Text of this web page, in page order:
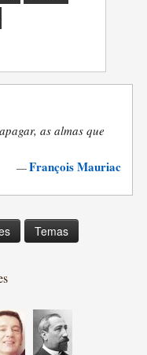
as almas que
—François Mauriac
Temas